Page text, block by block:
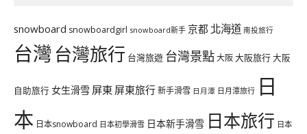
snowboard snowboardgirl snowboard新手 京都 北海道 南投旅行
台灣台灣旅行 台灣旅遊 台灣景點大阪大阪旅行大阪
自助旅行 女生滑雪 屏東 屏東旅行新手滑雪 日月潭 日月潭旅行 日
本 日本snowboard 日本初學滑雪 日本新手滑雪 日本旅行 日本